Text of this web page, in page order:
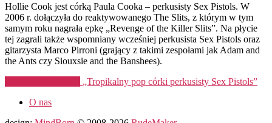
Hollie Cook jest córką Paula Cooka – perkusisty Sex Pistols. W
2006 r. dołączyła do reaktywowanego The Slits, z którym w tym
samym roku nagrała epkę „Revenge of the Killer Slits”. Na płycie
tej zagrali także wspomniany wcześniej perkusista Sex Pistols oraz
gitarzysta Marco Pirroni (grający z takimi zespołami jak Adam and
the Ants czy Siouxsie and the Banshees).
„Tropikalny pop córki perkusisty Sex Pistols”
O nas